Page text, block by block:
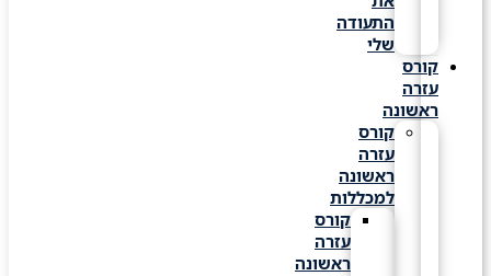
התעודה
קורס
עזרה
ראשונה
קורס
עזרה
ראשונה
למכללות
קורס
עזרה
ראשונה